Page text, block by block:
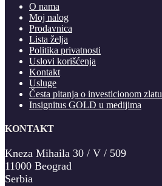
O nama
Moj nalog
Prodavnica
Lista želja
Politika privatnosti
Uslovi korišćenja
Kontakt
Usluge
Česta pitanja o investicionom zlatu
Insignitus GOLD u medijima
KONTAKT
Kneza Mihaila 30 / V / 509
11000 Beograd
Serbia